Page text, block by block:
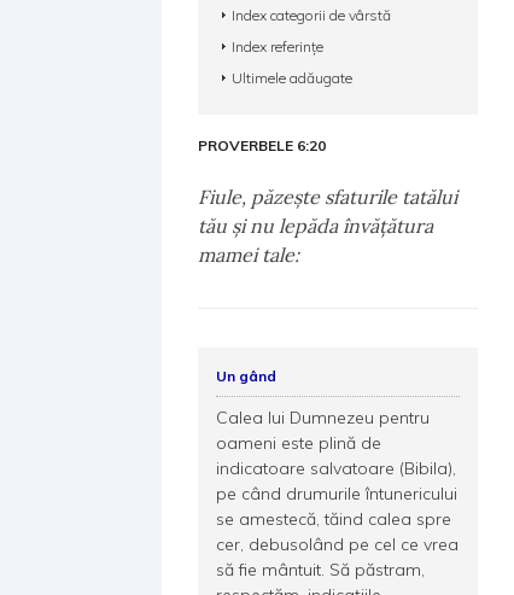
Index categorii de vârstă
Index referințe
Ultimele adăugate
PROVERBELE 6:20
Fiule, păzeşte sfaturile tatălui
tău şi nu lepăda învăţătura
mamei tale:
Un gând
Calea lui Dumnezeu pentru
oameni este plină de
indicatoare salvatoare (Bibila),
pe când drumurile întunericului
se amestecă, tăind calea spre
cer, debusolând pe cel ce vrea
să fie mântuit. Să păstram,